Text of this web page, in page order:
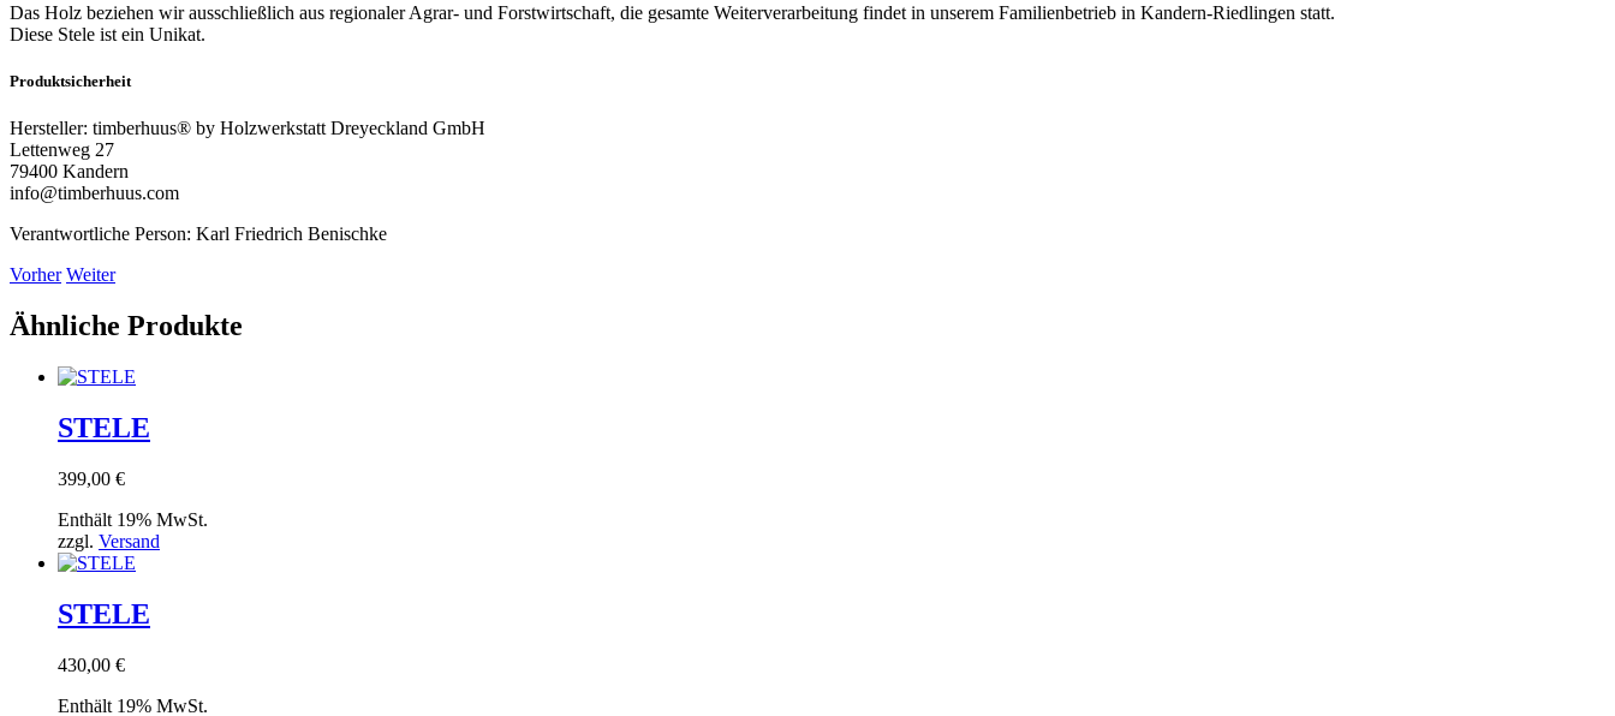
Das Holz beziehen wir ausschließlich aus regionaler Agrar- und Forstwirtschaft, die gesamte Weiterverarbeitung findet in unserem Familienbetrieb in Kandern-Riedlingen statt.
Diese Stele ist ein Unikat.
Produktsicherheit
Hersteller: timberhuus® by Holzwerkstatt Dreyeckland GmbH
Lettenweg 27
79400 Kandern
info@timberhuus.com
Verantwortliche Person: Karl Friedrich Benischke
Vorher Weiter
Ähnliche Produkte
STELE
399,00 €
Enthält 19% MwSt.
zzgl. Versand
STELE
430,00 €
Enthält 19% MwSt.